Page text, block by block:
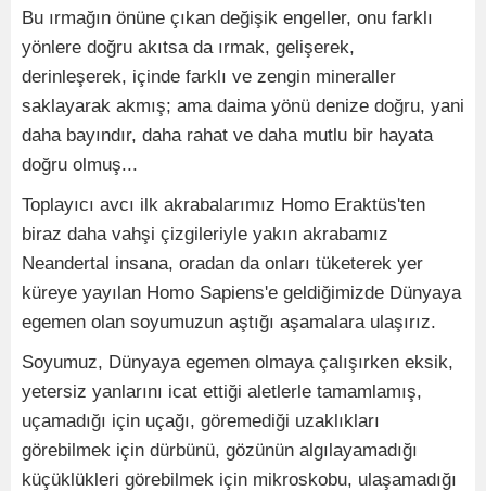
Bu ırmağın önüne çıkan değişik engeller, onu farklı
yönlere doğru akıtsa da ırmak, gelişerek,
derinleşerek, içinde farklı ve zengin mineraller
saklayarak akmış; ama daima yönü denize doğru, yani
daha bayındır, daha rahat ve daha mutlu bir hayata
doğru olmuş...
Toplayıcı avcı ilk akrabalarımız Homo Eraktüs'ten
biraz daha vahşi çizgileriyle yakın akrabamız
Neandertal insana, oradan da onları tüketerek yer
küreye yayılan Homo Sapiens'e geldiğimizde Dünyaya
egemen olan soyumuzun aştığı aşamalara ulaşırız.
Soyumuz, Dünyaya egemen olmaya çalışırken eksik,
yetersiz yanlarını icat ettiği aletlerle tamamlamış,
uçamadığı için uçağı, göremediği uzaklıkları
görebilmek için dürbünü, gözünün algılayamadığı
küçüklükleri görebilmek için mikroskobu, ulaşamadığı